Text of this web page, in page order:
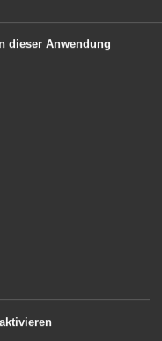
dieser Anwendung